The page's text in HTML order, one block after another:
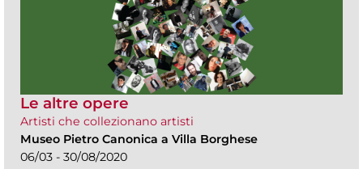
Le altre opere
Artisti che collezionano artisti
Museo Pietro Canonica a Villa Borghese
06/03 - 30/08/2020